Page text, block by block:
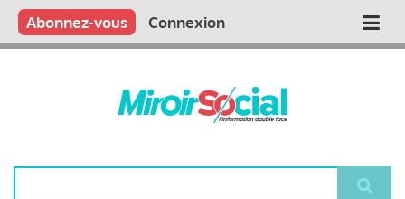
Aller
contenu
Main
Qui sommes nous ?
Vous publiez
Nous publions
Contactez-nous
Abonnez-vous Connexion